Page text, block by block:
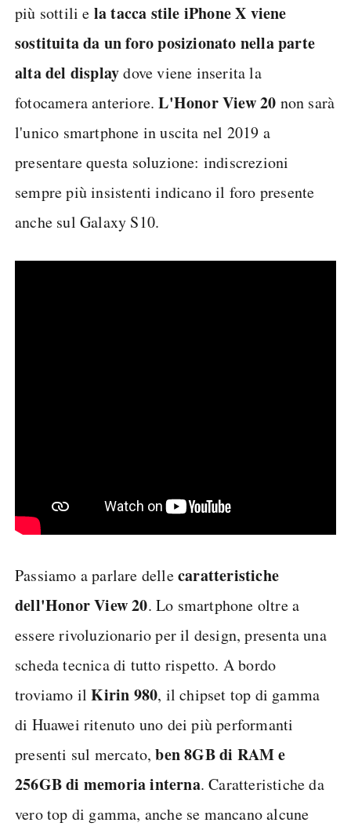
più sottili e la tacca stile iPhone X viene
sostituita da un foro posizionato nella parte
alta del displaydove viene inserita la
fotocamera anteriore.L'Honor View 20 non sarà
l'unico smartphone in uscita nel 2019 a
presentare questa soluzione: indiscrezioni
sempre più insistenti indicano il foro presente
anche sul Galaxy S10.
Passiamo a parlare dellecaratteristiche
dell'Honor View 20. Lo smartphone oltre a
essere rivoluzionario per il design, presenta una
scheda tecnica di tutto rispetto. A bordo
troviamo ilKirin 980, il chipset top di gamma
di Huawei ritenuto uno dei più performanti
presenti sul mercato, ben 8GB di RAM e
256GB di memoria interna. Caratteristiche da
vero top di gamma, anche se mancano alcune